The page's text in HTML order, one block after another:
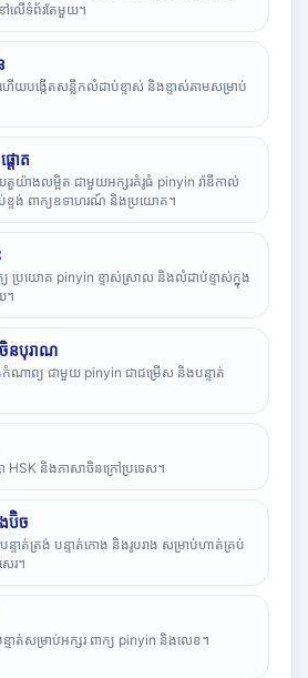
លើទំព័រតែមួយ។
យបង្កើតសន្លឹកលំដាប់ខ្ទាស់ និងខ្ទាស់តាមសម្រាប់
តោត
យ៉ាងលម្អិត ជាមួយអក្សរគំរូធំ pinyin រ៉ាឌីកាល់
ប់ខ្ទង់ ពាក្យឧទាហរណ៍ និងប្រយោគ។
យ ប្រយោគ pinyin ខ្ទាស់ស្រាល និងលំដាប់ខ្ទាស់ក្នុង
។
នបុរាណ
កំណាព្យ ជាមួយ pinyin ជាជម្រើស និងបន្ទាត់
HSK និងភាសាចិនក្រៅប្រទេស។
ប៊ិច
បន្ទាត់ត្រង់ បន្ទាត់កោង និងរូបរាង សម្រាប់ហាត់គ្រប់
េរ។
ទាត់សម្រាប់អក្សរ ពាក្យ pinyin និងលេខ។